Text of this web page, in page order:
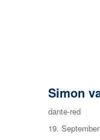
Simon
Autor
dante-red
Veröffentlicht
19.